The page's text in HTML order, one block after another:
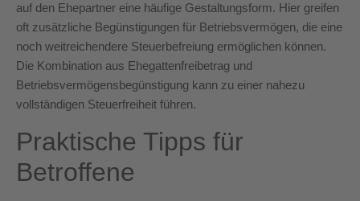
auf den Ehepartner eine häufige Gestaltungsform. Hier greifen
oft zusätzliche Begünstigungen für Betriebsvermögen, die eine
noch weitreichendere Steuerbefreiung ermöglichen können.
Die Kombination aus Ehegattenfreibetrag und
Betriebsvermögensbegünstigung kann zu einer nahezu
vollständigen Steuerfreiheit führen.
Praktische Tipps für
Betroffene